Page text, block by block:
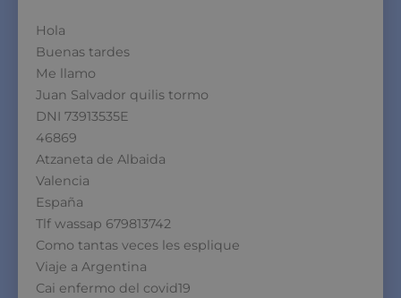
Hola
Buenas tardes
Me llamo
Juan Salvador quilis tormo
DNI 73913535E
46869
Atzaneta de Albaida
Valencia
España
Tlf wassap 679813742
Como tantas veces les esplique
Viaje a Argentina
Cai enfermo del covid19